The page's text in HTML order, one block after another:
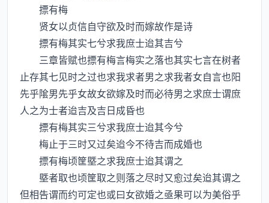
摽有梅
贤女以贞信自守欲及时而嫁故作是诗
摽有梅其实七兮求我庶士迨其吉兮
三章皆赋也摽有梅言梅实之落也其实七言在树者
止存其七见时之过也求我求者男之求我者女自言也阳
先乎隂男先乎女故女欲嫁及时而必待男之求庶士谓庶
人之为士者迨吉及吉日成昏也
摽有梅其实三兮求我庶士迨其今兮
梅止于三时又过矣迨今不待吉而成婚也
摽有梅顷筐塈之求我庶士迨其谓之
塈者取也顷筐取之则落之尽时又愈过矣迨其谓之
但相告谓而约可定也或曰女欲婚之亟果可以为美俗乎